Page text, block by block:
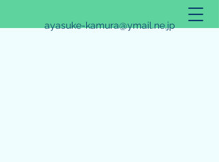
ayasuke-kamura@ymail.ne.jp